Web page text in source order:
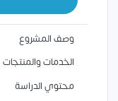
وصف المشروع
الخدمات والمنتجات
محتوي الدراسة